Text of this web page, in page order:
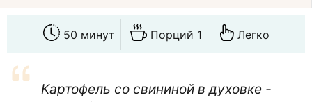
50 минут Порций 1 Легко
Картофель со свининой в духовке -